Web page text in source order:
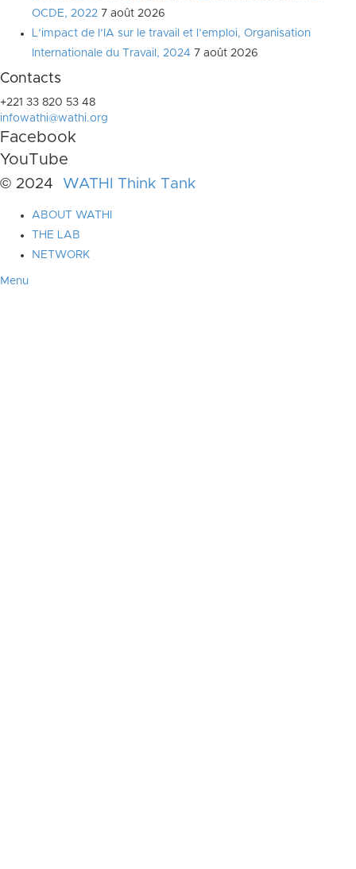
OCDE, 2022 7 août 2026
L’impact de l’IA sur le travail et l’emploi, Organisation
Internationale du Travail, 2024 7 août 2026
Contacts
+221 33 820 53 48
infowathi@wathi.org
Facebook
YouTube
© 2024 WATHI Think Tank
ABOUT WATHI
THE LAB
NETWORK
Menu